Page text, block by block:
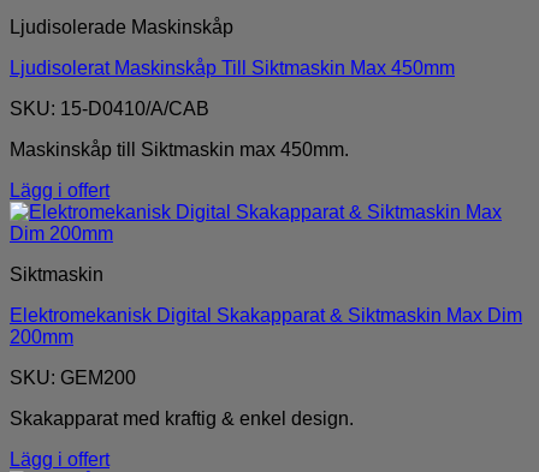
Ljudisolerade Maskinskåp
Ljudisolerat Maskinskåp Till Siktmaskin Max 450mm
SKU: 15-D0410/A/CAB
Maskinskåp till Siktmaskin max 450mm.
Lägg i offert
Siktmaskin
Elektromekanisk Digital Skakapparat & Siktmaskin Max Dim
200mm
SKU: GEM200
Skakapparat med kraftig & enkel design.
Lägg i offert